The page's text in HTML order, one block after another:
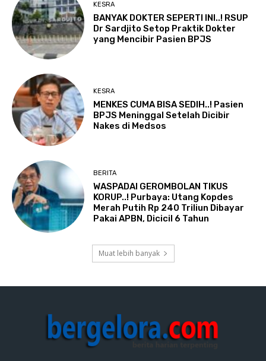
KESRA
BANYAK DOKTER SEPERTI INI..! RSUP
Dr Sardjito Setop Praktik Dokter
yang Mencibir Pasien BPJS
KESRA
MENKES CUMA BISA SEDIH..! Pasien
BPJS Meninggal Setelah Dicibir
Nakes di Medsos
BERITA
WASPADAI GEROMBOLAN TIKUS
KORUP..! Purbaya: Utang Kopdes
Merah Putih Rp 240 Triliun Dibayar
Pakai APBN, Dicicil 6 Tahun
Muat lebih banyak